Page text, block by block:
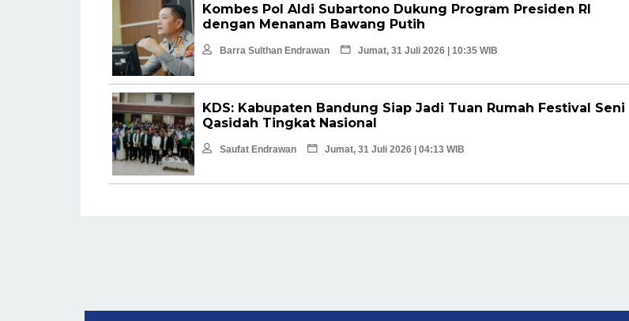
Kombes Pol Aldi Subartono Dukung Program Presiden RI
dengan Menanam Bawang Putih
Barra Sulthan Endrawan Jumat, 31 Juli 2026 | 10:35 WIB
KDS: Kabupaten Bandung Siap Jadi Tuan Rumah Festival Seni
Qasidah Tingkat Nasional
Saufat Endrawan Jumat, 31 Juli 2026 | 04:13 WIB